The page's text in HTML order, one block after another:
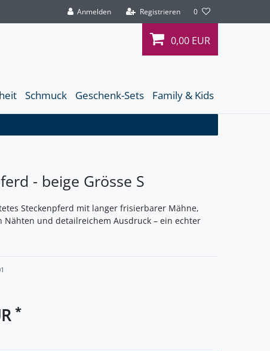
Anmelden Registrieren 0
0,00 EUR
Schmuck Geschenk-Sets Family & Kids
- beige Grösse S
Steckenpferd mit langer frisierbarer Mähne,
Nähten und detailreichem Ausdruck – ein echter
*